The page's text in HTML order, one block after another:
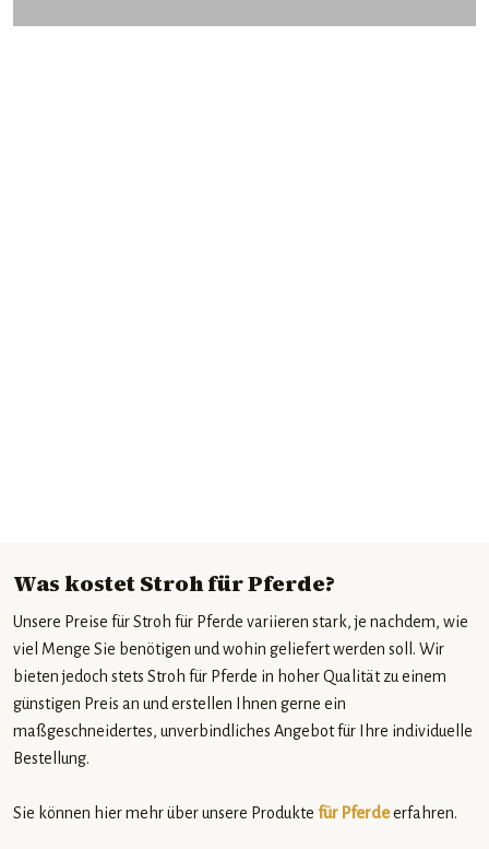
Was kostet Stroh für Pferde?
Unsere Preise für Stroh für Pferde variieren stark, je nachdem, wie
viel Menge Sie benötigen und wohin geliefert werden soll. Wir
bieten jedoch stets Stroh für Pferde in hoher Qualität zu einem
günstigen Preis an und erstellen Ihnen gerne ein
maßgeschneidertes, unverbindliches Angebot für Ihre individuelle
Bestellung.
Sie können hier mehr über unsere Produkte für Pferdeerfahren.